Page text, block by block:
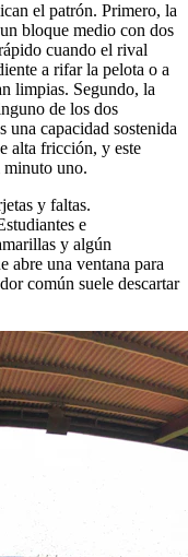
el patrón. Primero, la
bloque medio con dos
cuando el rival
a rifar la pelota o a
limpias. Segundo, la
de los dos
una capacidad sostenida
alta fricción, y este
minuto uno.
y faltas.
e
y algún
abre una ventana para
común suele descartar